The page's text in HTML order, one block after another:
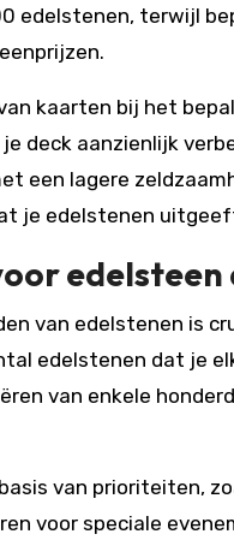
edelstenen, terwijl
kaarten bij het
deck aanzienlijk
een lagere
je edelstenen
edelsteen
van edelstenen is
edelstenen dat je
van enkele
van prioriteiten,
voor speciale